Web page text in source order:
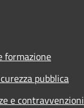
formazione
pubblica
e contravvenzioni